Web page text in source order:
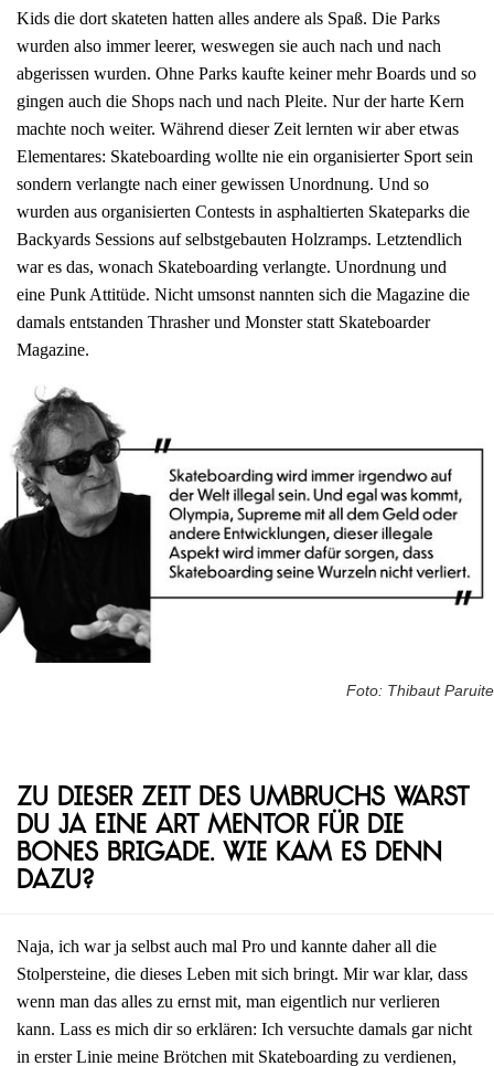
Kids die dort skateten hatten alles andere als Spaß. Die Parks
wurden also immer leerer, weswegen sie auch nach und nach
abgerissen wurden. Ohne Parks kaufte keiner mehr Boards und so
gingen auch die Shops nach und nach Pleite. Nur der harte Kern
machte noch weiter. Während dieser Zeit lernten wir aber etwas
Elementares: Skateboarding wollte nie ein organisierter Sport sein
sondern verlangte nach einer gewissen Unordnung. Und so
wurden aus organisierten Contests in asphaltierten Skateparks die
Backyards Sessions auf selbstgebauten Holzramps. Letztendlich
war es das, wonach Skateboarding verlangte. Unordnung und
eine Punk Attitüde. Nicht umsonst nannten sich die Magazine die
damals entstanden Thrasher und Monster statt Skateboarder
Magazine.
Foto: Thibaut Paruite
Zu dieser Zeit des Umbruchs warst
du ja eine Art Mentor für die
Bones Brigade. Wie kam es denn
dazu?
Naja, ich war ja selbst auch mal Pro und kannte daher all die
Stolpersteine, die dieses Leben mit sich bringt. Mir war klar, dass
wenn man das alles zu ernst mit, man eigentlich nur verlieren
kann. Lass es mich dir so erklären: Ich versuchte damals gar nicht
in erster Linie meine Brötchen mit Skateboarding zu verdienen,